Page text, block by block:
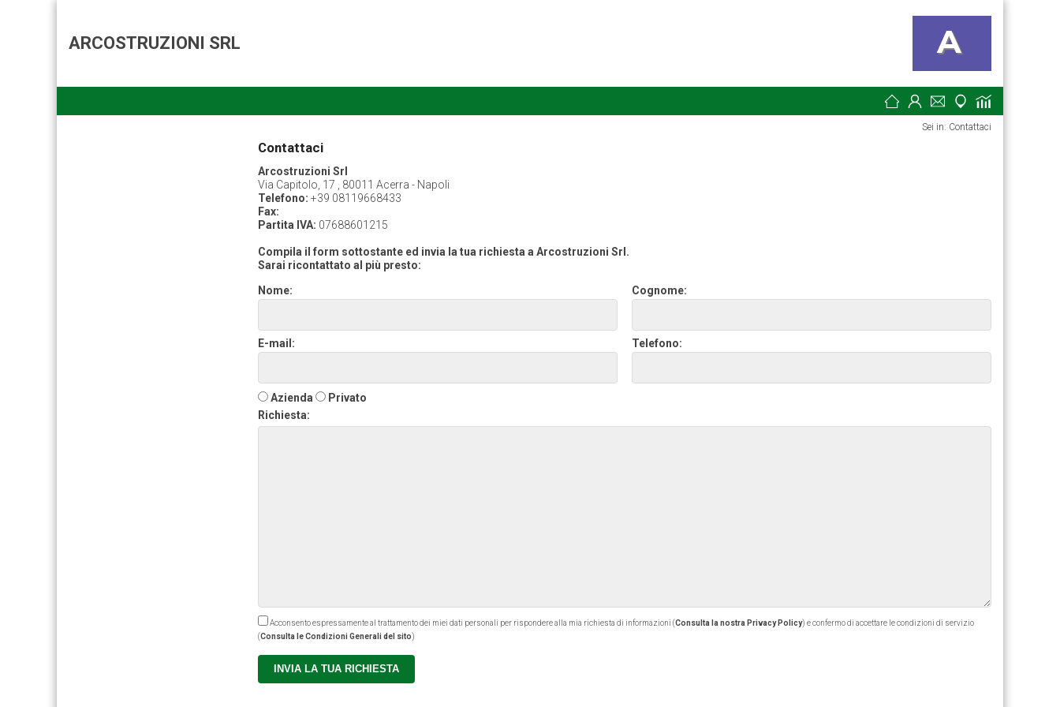
ARCOSTRUZIONI SRL
Sei in: Contattaci
Contattaci
Arcostruzioni Srl
Via Capitolo, 17 , 80011 Acerra - Napoli
Telefono: +39 08119668433
Fax:
Partita IVA: 07688601215
Compila il form sottostante ed invia la tua richiesta a Arcostruzioni Srl.
Sarai ricontattato al più presto:
Nome:
Cognome:
E-mail: Telefono:
Azienda
Privato
Richiesta:
Acconsento espressamente al trattamento dei miei dati personali per rispondere alla mia richiesta di informazioni (Consulta la nostra Privacy Policy) e confermo di accettare le condizioni di servizio
(Consulta le Condizioni Generali del sito)
INVIA LA TUA RICHIESTA